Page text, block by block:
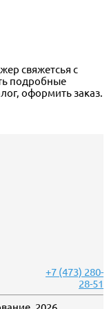
свяжетсья с
подробные
оформить заказ.
+7 (473) 280-
28-51